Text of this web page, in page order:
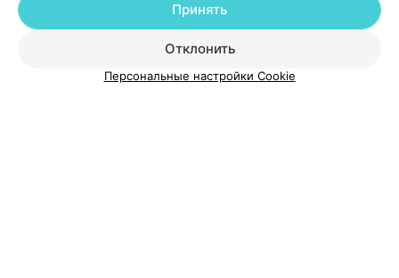
Новости проекта
Размещение рекламы
Медицинский маркетинг
Публичный договор
Отклонить
Принять
Персональные настройки Cookie